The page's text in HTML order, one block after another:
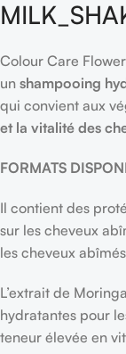
Colour Care
un shampooing
qui convient aux
et la vitalité des
FORMATS
Il contient des
sur les cheveux
les cheveux
L’extrait de
hydratantes pour
teneur élevée en